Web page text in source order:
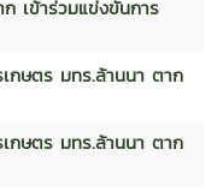
เข้าร่วมแข่งขันการ
เกษตร มทร.ล้านนา ตาก
เกษตร มทร.ล้านนา ตาก